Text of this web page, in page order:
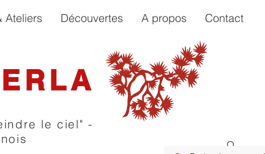
Ateliers Découvertes A propos Contact
le ciel" -